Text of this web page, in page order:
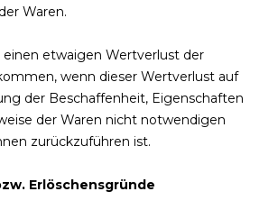
Waren.
einen etwaigen Wertverlust der
wenn dieser Wertverlust auf
der Beschaffenheit, Eigenschaften
der Waren nicht notwendigen
zurückzuführen ist.
Erlöschensgründe